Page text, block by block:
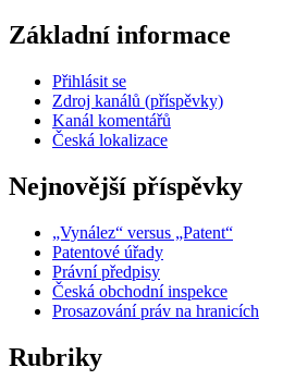
Základní informace
Přihlásit se
Zdroj kanálů (příspěvky)
Kanál komentářů
Česká lokalizace
Nejnovější příspěvky
„Vynález“ versus „Patent“
Patentové úřady
Právní předpisy
Česká obchodní inspekce
Prosazování práv na hranicích
Rubriky